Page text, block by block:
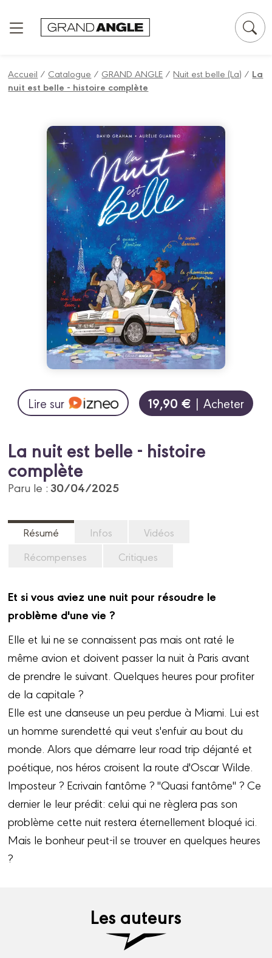
Accueil / Catalogue / GRAND ANGLE /Nuit est belle (La) / La
nuit est belle - histoire complète
Lire sur 19,90 € | Acheter
La nuit est belle - histoire
complète
Paru le :30/04/2025
Résumé Infos
Vidéos
Récompenses
Critiques
Et si vous aviez une nuit pour résoudre le
problème d'une vie ?
Elle et lui ne se connaissent pas mais ont raté le
même avion et doivent passer la nuit à Paris avant
de prendre le suivant. Quelques heures pour profiter
de la capitale ?
Elle est une danseuse un peu perdue à Miami. Lui est
un homme surendetté qui veut s'enfuir au bout du
monde. Alors que démarre leur road trip déjanté et
poétique, nos héros croisent la route d'Oscar Wilde.
Imposteur ? Ecrivain fantôme ? "Quasi fantôme" ? Ce
dernier le leur prédit: celui qui ne règlera pas son
problème cette nuit restera éternellement bloqué ici.
Mais le bonheur peut-il se trouver en quelques heures
?
Les auteurs